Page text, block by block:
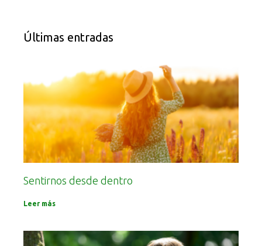
Últimas entradas
Sentirnos desde dentro
Leer más